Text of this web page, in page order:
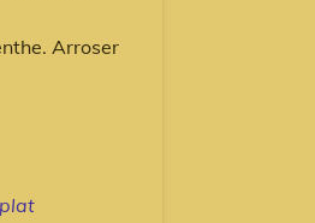
Arroser